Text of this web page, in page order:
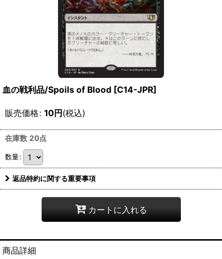
血の戦利品/Spoils of Blood [C14-JPR]
販売価格: 10円(税込)
在庫数 20点
数量:
返品特約に関する重要事項
カートに入れる
商品詳細